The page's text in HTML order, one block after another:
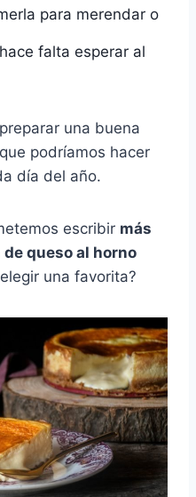
para merendar o
falta esperar al
una buena
podríamos hacer
día del año.
escribir más
queso al horno
una favorita?